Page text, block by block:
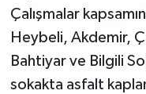
Çalışmalar
Heybeli, Akdemir,
Bahtiyar ve Bilgili
sokakta asfalt